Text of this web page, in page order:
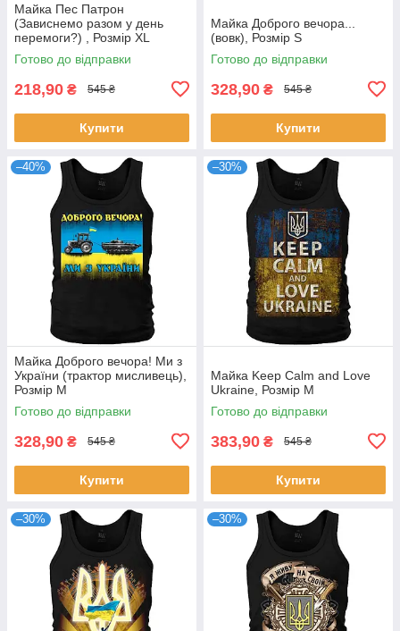
Майка Пес Патрон
(Зависнемо разом у день
перемоги?) , Розмір XL
Готово до відправки
218,90 ₴ 545 ₴
Купити
Майка Доброго вечора...
(вовк), Розмір S
Готово до відправки
328,90 ₴ 545 ₴
Купити
–40%
Майка Доброго вечора! Ми з
України (трактор мисливець),
Розмір M
Готово до відправки
328,90 ₴ 545 ₴
Купити
–30%
Майка Keep Calm and Love
Ukraine, Розмір M
Готово до відправки
383,90 ₴ 545 ₴
Купити
–30% –30%